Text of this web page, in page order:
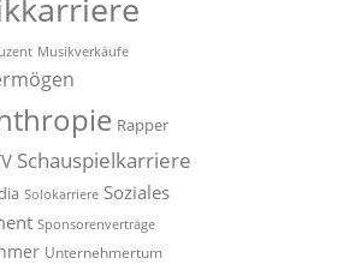
Musikverkäufe
Rapper
Schauspielkarriere
Solokarriere Soziales
Sponsorenverträge
Unternehmertum